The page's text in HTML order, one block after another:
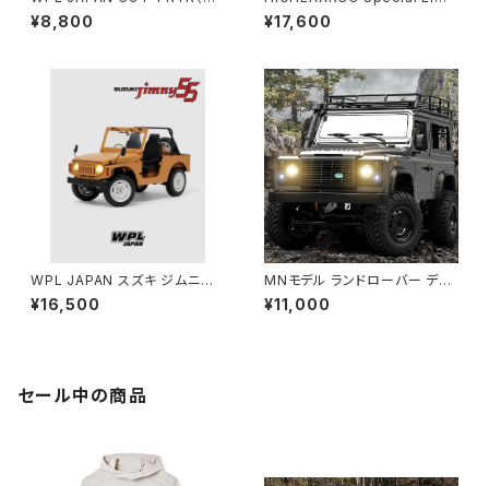
ワイト）
¥8,800
ed Box
¥17,600
WPL JAPAN スズキ ジムニー
(SJ10 1型) C84 RTR
¥16,500
MNモデル ランドローバー ディ
フェンダー90 1/12 アウトドアラ
ジコン MN-99s/98 RTR
¥11,000
セール中の商品